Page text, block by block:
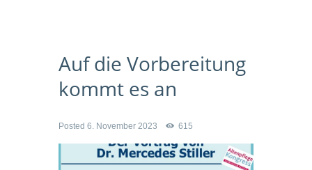
Auf die Vorbereitung
kommt es an
Posted 6. November 2023 615